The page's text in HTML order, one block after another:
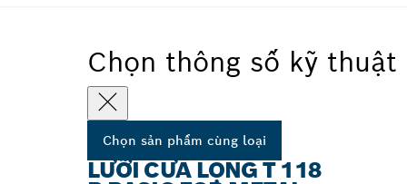
Chọn thông số kỹ thuật
Chọn sản phẩm cùng loại
LƯỠI CƯA LỌNG T 118